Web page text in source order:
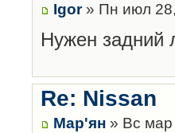
Igor» Пн июл
Нужен задний
Re: Nissan
Мар'ян » Вс